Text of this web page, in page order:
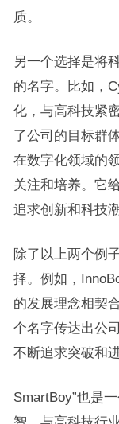
质。
另一个选择是将
的名字。比如，
化，与高科技紧
了公司的目标群
在数字化领域的
关注和培养。它
追求创新和科技
除了以上两个例
择。例如，
的发展理念相契
个名字传达出公
不断追求突破和进
SmartBoy”也是